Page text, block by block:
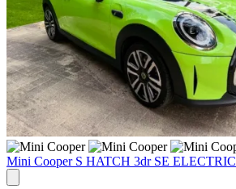
Mini Cooper S HATCH 3dr SE ELECTRIC